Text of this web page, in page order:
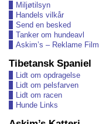
Miljøtilsyn
Handels vilkår
Send en besked
Tanker om hundeavl
Askim’s – Reklame Film
Tibetansk Spaniel
Lidt om opdragelse
Lidt om pelsfarven
Lidt om racen
Hunde Links